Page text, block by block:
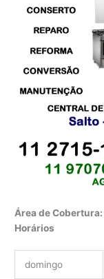
Área de Cobertura:
Horários
domingo